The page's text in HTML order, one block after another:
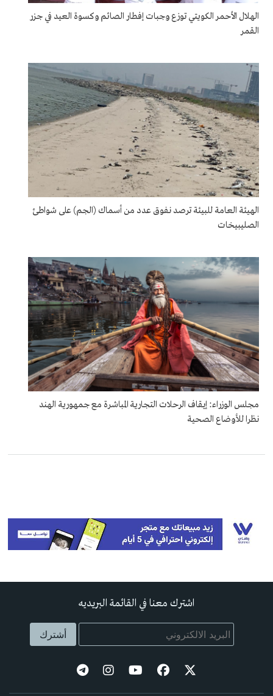
الهلال الأحمر الكويتي توزع وجبات إفطار الصائم وكسوة العيد في جزر
القمر
الهيئة العامة للبيئة ترصد نفوق عدد من أسماك (الجم) على شواطئ
الصليبيخات
مجلس الوزراء: إيقاف الرحلات التجارية المباشرة مع جمهورية الهند
نظرا للأوضاع الصحية
اشترك معنا في القائمة البريديه